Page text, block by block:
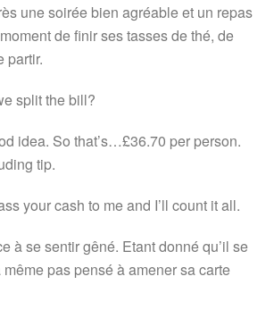
une soirée bien agréable et un repas
de finir ses tasses de thé, de
partir.
split the bill?
idea. So that’s…£36.70 per person.
tip.
your cash to me and I’ll count it all.
à se sentir gêné. Etant donné qu’il se
même pas pensé à amener sa carte